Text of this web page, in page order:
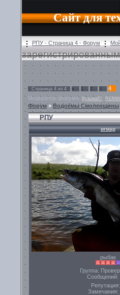
Сайт для
РПУ - Страница 4 - Форум
Страница 4 из 4 « 1 2 3
4
Модератор форума: Кузьма67
Форум» Водоёмы Смоленщины
РПУ
игмар
рыбак
Группа:
Сообщений:
Репутация:
Замечания: